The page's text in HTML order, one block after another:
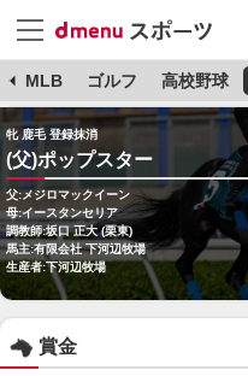
MLB ゴルフ 高校野球
牝 鹿毛 登録抹消
(父)ポップスター
父:メジロマックイーン
母:イースタンセリア
調教師:坂口 正大 (栗東)
馬主:有限会社 下河辺牧場
生産者:下河辺牧場
賞金